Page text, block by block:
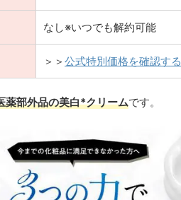
なし※いつでも解約可能
＞＞ 公式特別価格を確認する
薬部外品の美白*クリームです。